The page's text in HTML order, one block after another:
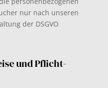
nur nach unseren
der DSGVO
und Pflicht­